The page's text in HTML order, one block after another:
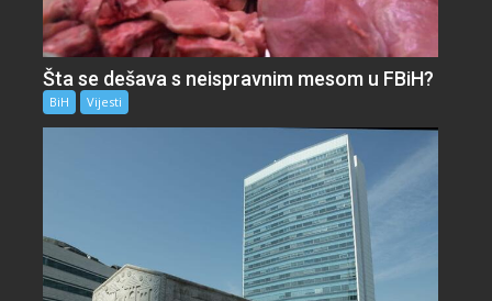
Šta se dešava s neispravnim mesom u FBiH?
BiH Vijesti